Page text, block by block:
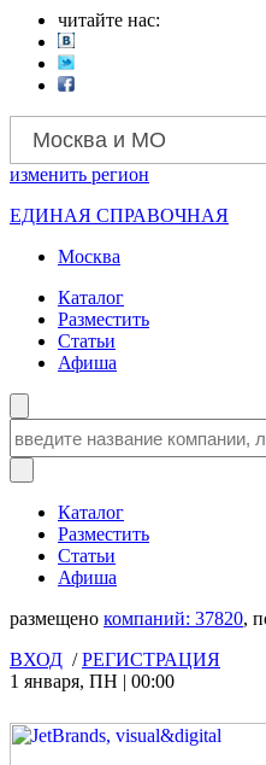
читайте нас:
Москва и МО
изменить регион
ЕДИНАЯ СПРАВОЧНАЯ
Москва
Каталог
Разместить
Статьи
Афиша
Каталог
Разместить
Статьи
Афиша
размещено компаний: 37820,
ВХОД /РЕГИСТРАЦИЯ
1 января, ПН | 00:00